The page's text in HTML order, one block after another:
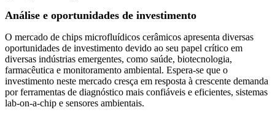
Análise e oportunidades de investimento
O mercado de chips microfluídicos cerâmicos apresenta diversas
oportunidades de investimento devido ao seu papel crítico em
diversas indústrias emergentes, como saúde, biotecnologia,
farmacêutica e monitoramento ambiental. Espera-se que o
investimento neste mercado cresça em resposta à crescente demanda
por ferramentas de diagnóstico mais confiáveis ​​e eficientes, sistemas
lab-on-a-chip e sensores ambientais.